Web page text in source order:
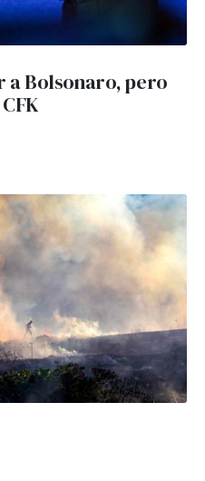
a Bolsonaro, pero